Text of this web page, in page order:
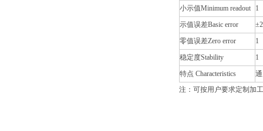
小示值Minimum readout
1
示值误差Basic error
零值误差Zero error
1
稳定度Stability
1
特点 Characteristics
注：可按用户要求定制加